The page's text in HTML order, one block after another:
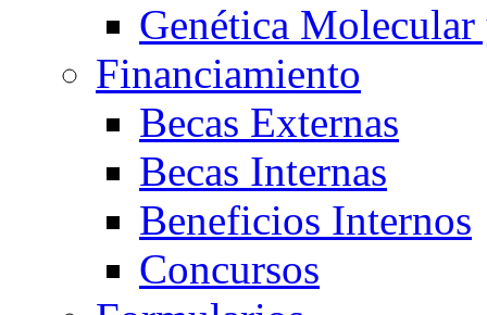
Genética
Financiamiento
Becas Externas
Becas Internas
Beneficios Internos
Concursos